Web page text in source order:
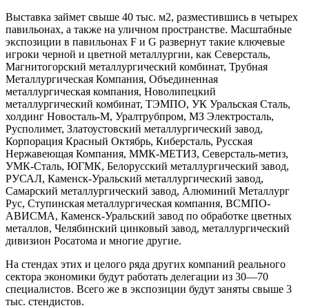
Выставка займет свыше 40 тыс. м2, разместившись в четырех
павильонах, а также на уличном пространстве. Масштабные
экспозиции в павильонах F и G развернут такие ключевые
игроки черной и цветной металлургии, как Северсталь,
Магнитогорский металлургический комбинат, Трубная
Металлургическая Компания, Объединенная
металлургическая компания, Новолипецкий
металлургический комбинат, ТЭМПО, УК Уральская Сталь,
холдинг Новосталь-М, Уралтрубпром, МЗ Электросталь,
Русполимет, Златоустовский металлургический завод,
Корпорация Красный Октябрь, Киберсталь, Русская
Нержавеющая Компания, ММК-МЕТИЗ, Северсталь-метиз,
УМК-Сталь, ЮГМК, Белорусский металлургический завод,
РУСАЛ, Каменск-Уральский металлургический завод,
Самарский металлургический завод, Алюминий Металлург
Рус, Ступинская металлургическая компания, ВСМПО-
АВИСМА, Каменск-Уральский завод по обработке цветных
металлов, Челябинский цинковый завод, металлургический
дивизион Росатома и многие другие.
На стендах этих и целого ряда других компаний реального
сектора экономики будут работать делегации из 30—70
специалистов. Всего же в экспозиции будут заняты свыше 3
тыс. стендистов.